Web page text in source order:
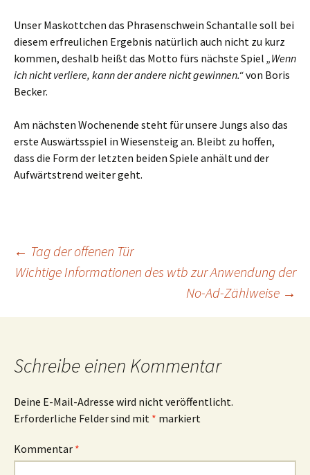
Unser Maskottchen das Phrasenschwein Schantalle soll bei
diesem erfreulichen Ergebnis natürlich auch nicht zu kurz
kommen, deshalb heißt das Motto fürs nächste Spiel „Wenn
ich nicht verliere, kann der andere nicht gewinnen.“von Boris
Becker.
Am nächsten Wochenende steht für unsere Jungs also das
erste Auswärtsspiel in Wiesensteig an. Bleibt zu hoffen,
dass die Form der letzten beiden Spiele anhält und der
Aufwärtstrend weiter geht.
Beitragsnavigation
← Tag der offenen Tür
Wichtige Informationen des wtb zur Anwendung der
No-Ad-Zählweise →
Schreibe einen Kommentar
Deine E-Mail-Adresse wird nicht veröffentlicht.
Erforderliche Felder sind mit * markiert
Kommentar *